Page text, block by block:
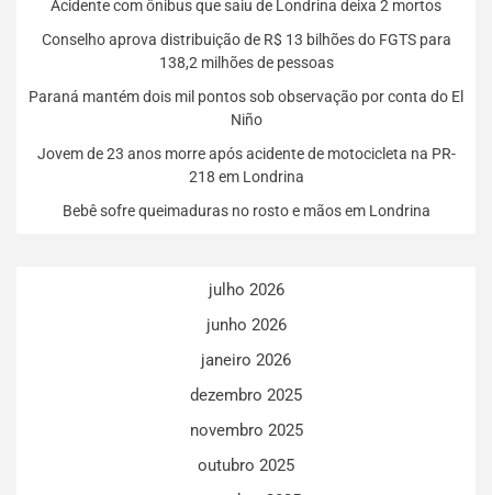
Acidente com ônibus que saiu de Londrina deixa 2 mortos
Conselho aprova distribuição de R$ 13 bilhões do FGTS para
138,2 milhões de pessoas
Paraná mantém dois mil pontos sob observação por conta do El
Niño
Jovem de 23 anos morre após acidente de motocicleta na PR-
218 em Londrina
Bebê sofre queimaduras no rosto e mãos em Londrina
julho 2026
junho 2026
janeiro 2026
dezembro 2025
novembro 2025
outubro 2025